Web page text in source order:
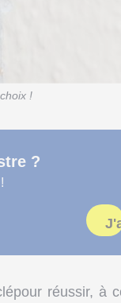
!
?
réussir, à